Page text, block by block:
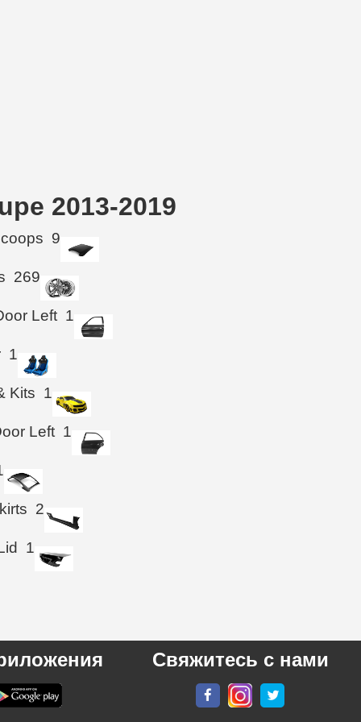
2013-2019
9
269
Left 1
1
Kits 1
Left 1
2
1
Свяжитесь с нами